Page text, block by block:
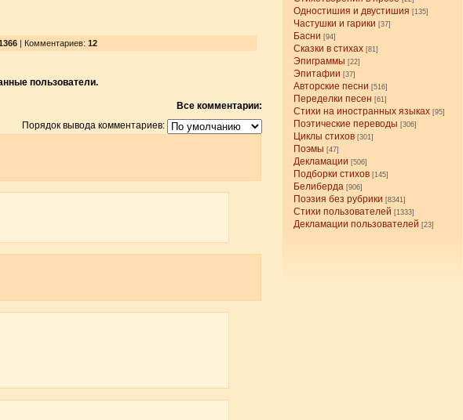
Одностишия и двустишия [135]
Частушки и гарики [37]
Басни [94]
Сказки в стихах [81]
Эпиграммы [22]
Эпитафии [37]
Авторские песни [516]
Переделки песен [61]
Стихи на иностранных языках [95]
Поэтические переводы [306]
Циклы стихов [301]
Поэмы [47]
Декламации [506]
Подборки стихов [145]
Белиберда [906]
Поэзия без рубрики [8341]
Стихи пользователей [1333]
Декламации пользователей [23]
| Комментариев: 12
пользователи.
Все комментарии:
Порядок вывода комментариев: